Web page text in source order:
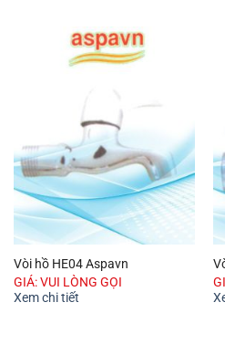
Vòi hồ HE04 Aspavn
GIÁ: VUI LÒNG GỌI
Xem chi tiết